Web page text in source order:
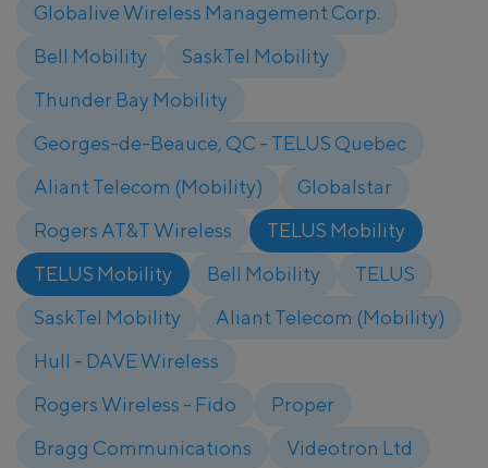
Globalive Wireless Management Corp.
Bell Mobility
SaskTel Mobility
Thunder Bay Mobility
Georges-de-Beauce, QC - TELUS Quebec
Aliant Telecom (Mobility)
Globalstar
Rogers AT&T Wireless
TELUS Mobility
TELUS Mobility
Bell Mobility
TELUS
SaskTel Mobility
Aliant Telecom (Mobility)
Hull - DAVE Wireless
Rogers Wireless - Fido
Proper
Bragg Communications
Videotron Ltd